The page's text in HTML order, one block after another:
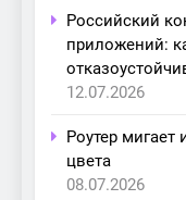
Российский
приложений:
12.07.2026
Роутер
цвета
08.07.2026